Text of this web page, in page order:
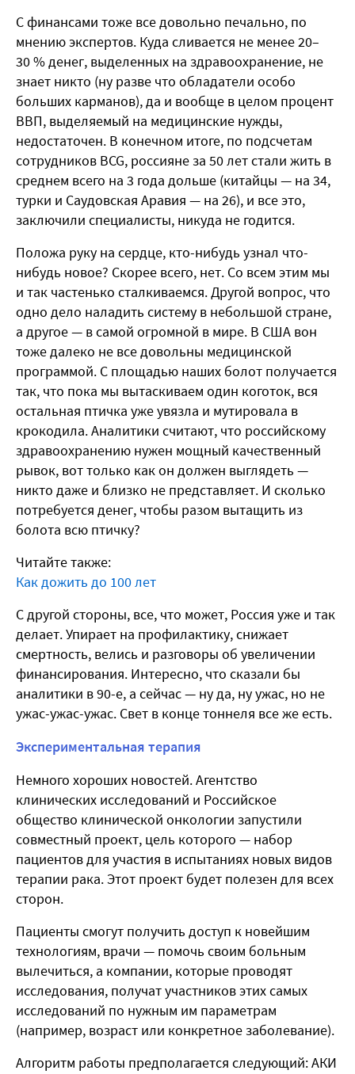
С финансами тоже все довольно печально, по
мнению экспертов. Куда сливается не менее 20–
30 % денег, выделенных на здравоохранение, не
знает никто (ну разве что обладатели особо
больших карманов), да и вообще в целом процент
ВВП, выделяемый на медицинские нужды,
недостаточен. В конечном итоге, по подсчетам
сотрудников BCG, россияне за 50 лет стали жить в
среднем всего на 3 года дольше (китайцы — на 34,
турки и Саудовская Аравия — на 26), и все это,
заключили специалисты, никуда не годится.
Положа руку на сердце, кто-нибудь узнал что-
нибудь новое? Скорее всего, нет. Со всем этим мы
и так частенько сталкиваемся. Другой вопрос, что
одно дело наладить систему в небольшой стране,
а другое — в самой огромной в мире. В США вон
тоже далеко не все довольны медицинской
программой. С площадью наших болот получается
так, что пока мы вытаскиваем один коготок, вся
остальная птичка уже увязла и мутировала в
крокодила. Аналитики считают, что российскому
здравоохранению нужен мощный качественный
рывок, вот только как он должен выглядеть —
никто даже и близко не представляет. И сколько
потребуется денег, чтобы разом вытащить из
болота всю птичку?
Читайте также:
Как дожить до 100 лет
С другой стороны, все, что может, Россия уже и так
делает. Упирает на профилактику, снижает
смертность, велись и разговоры об увеличении
финансирования. Интересно, что сказали бы
аналитики в 90-е, а сейчас — ну да, ну ужас, но не
ужас-ужас-ужас. Свет в конце тоннеля все же есть.
Экспериментальная терапия
Немного хороших новостей. Агентство
клинических исследований и Российское
общество клинической онкологии запустили
совместный проект, цель которого — набор
пациентов для участия в испытаниях новых видов
терапии рака. Этот проект будет полезен для всех
сторон.
Пациенты смогут получить доступ к новейшим
технологиям, врачи — помочь своим больным
вылечиться, а компании, которые проводят
исследования, получат участников этих самых
исследований по нужным им параметрам
(например, возраст или конкретное заболевание).
Алгоритм работы предполагается следующий: АКИ